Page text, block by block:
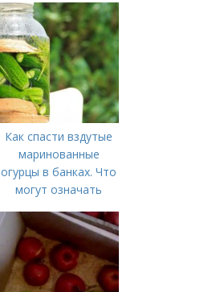
Как спасти вздутые
маринованные
огурцы в банках. Что
могут означать
вздувшиеся банки?